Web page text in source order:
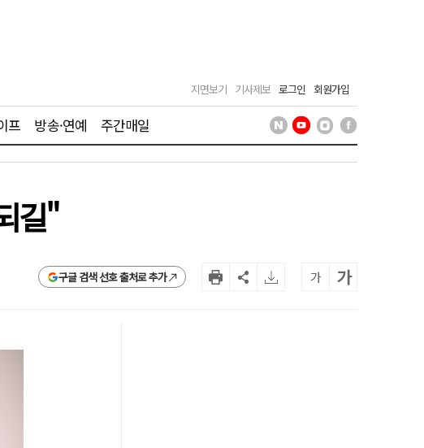
지면보기 기사제보 로그인 회원가입
프 방송·연예 주간매일
길"
구글 검색 선호 출처로 추가 가 가